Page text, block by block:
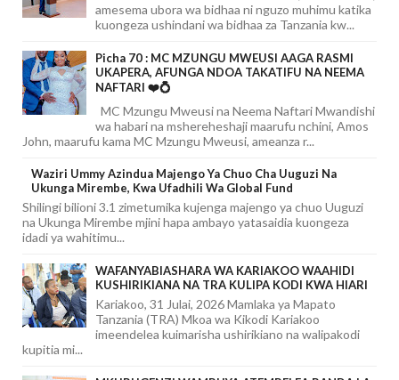
amesema ubora wa bidhaa ni nguzo muhimu katika
kuongeza ushindani wa bidhaa za Tanzania kw...
Picha 70 : MC MZUNGU MWEUSI AAGA RASMI
UKAPERA, AFUNGA NDOA TAKATIFU NA NEEMA
NAFTARI ❤️💍
MC Mzungu Mweusi na Neema Naftari Mwandishi
wa habari na mshereheshaji maarufu nchini, Amos
John, maarufu kama MC Mzungu Mweusi, ameanza r...
Waziri Ummy Azindua Majengo Ya Chuo Cha Uuguzi Na
Ukunga Mirembe, Kwa Ufadhili Wa Global Fund
Shilingi bilioni 3.1 zimetumika kujenga majengo ya chuo Uuguzi
na Ukunga Mirembe mjini hapa ambayo yatasaidia kuongeza
idadi ya wahitimu...
WAFANYABIASHARA WA KARIAKOO WAAHIDI
KUSHIRIKIANA NA TRA KULIPA KODI KWA HIARI
Kariakoo, 31 Julai, 2026 Mamlaka ya Mapato
Tanzania (TRA) Mkoa wa Kikodi Kariakoo
imeendelea kuimarisha ushirikiano na walipakodi
kupitia mi...